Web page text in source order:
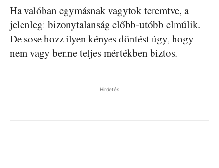
Ha valóban egymásnak vagytok teremtve, a
jelenlegi bizonytalanság előbb-utóbb elmúlik.
De sose hozz ilyen kényes döntést úgy, hogy
nem vagy benne teljes mértékben biztos.
Hirdetés